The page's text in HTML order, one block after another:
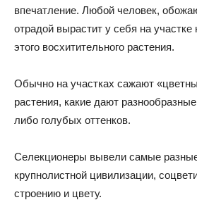
впечатление. Любой человек,
отрадой вырастит у себя на участке
этого восхитительного растения.
Обычно на участках сажают
растения, какие дают
либо голубых оттенков.
Селекционеры вывели самые
крупнолистной цивилизации,
строению и цвету.